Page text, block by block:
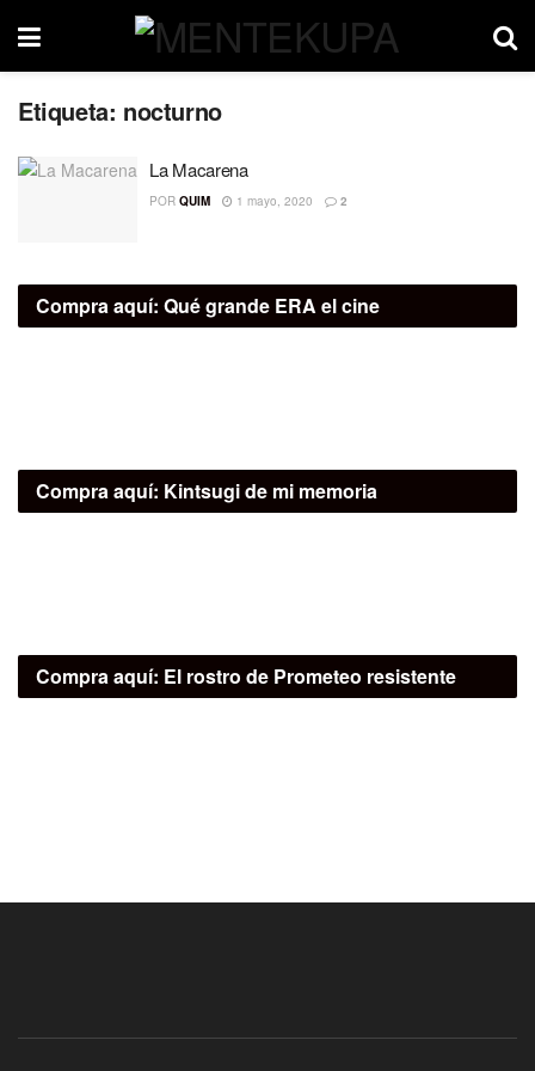
Etiqueta: nocturno
La Macarena
POR QUIM 1 mayo, 2020 2
Compra aquí: Qué grande ERA el cine
Compra aquí: Kintsugi de mi memoria
Compra aquí: El rostro de Prometeo resistente